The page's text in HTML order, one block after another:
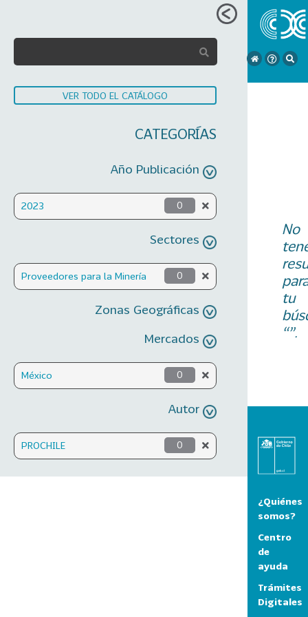
VER TODO EL CATÁLOGO
CATEGORÍAS
Año Publicación
2023 0
Sectores
Proveedores para la Minería 0
Zonas Geográficas
Mercados
México 0
Autor
PROCHILE 0
No
tu
“”.
¿Quiénes
somos?
Centro
de
ayuda
Trámites
Digitales